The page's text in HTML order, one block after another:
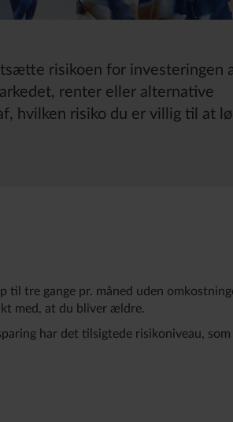
risikoen for investeringen
renter eller alternative
hvilken risiko du er villig til at
til tre gange pr. måned uden
med, at du bliver ældre.
har det tilsigtede risikoniveau, som